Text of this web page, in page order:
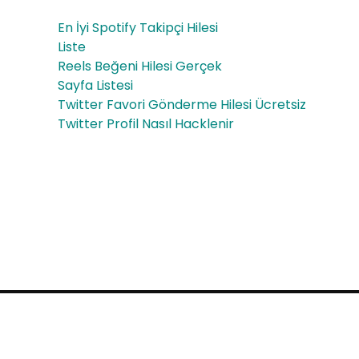
Sho
p
Reh
ber
En İyi Spotify Takipçi Hilesi
Liste
Reels Beğeni Hilesi Gerçek
Sayfa Listesi
Twitter Favori Gönderme Hilesi Ücretsiz
Twitter Profil Nasıl Hacklenir